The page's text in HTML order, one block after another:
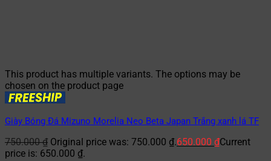
This product has multiple variants. The options may be
chosen on the product page
Giày Bóng Đá Mizuno Morelia Neo Beta Japan Trắng xanh lá TF
750.000₫ Original price was: 750.000 ₫.650.000 ₫Current
price is: 650.000 ₫.